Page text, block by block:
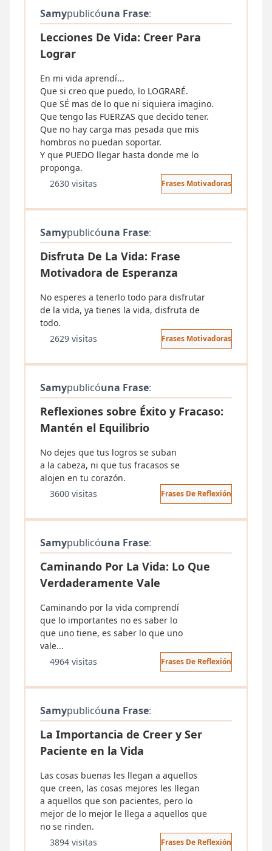
Samypublicóuna Frase:
Lecciones De Vida: Creer Para
Lograr
En mi vida aprendí...
Que si creo que puedo, lo LOGRARÉ.
Que SÉ mas de lo que ni siquiera imagino.
Que tengo las FUERZAS que decido tener.
Que no hay carga mas pesada que mis
hombros no puedan soportar.
Y que PUEDO llegar hasta donde me lo
proponga.
2630 visitas
Frases Motivadoras
Samypublicóuna Frase:
Disfruta De La Vida: Frase
Motivadora de Esperanza
No esperes a tenerlo todo para disfrutar
de la vida, ya tienes la vida, disfruta de
todo.
2629 visitas
Frases Motivadoras
Samypublicóuna Frase:
Reflexiones sobre Éxito y Fracaso:
Mantén el Equilibrio
No dejes que tus logros se suban
a la cabeza, ni que tus fracasos se
alojen en tu corazón.
3600 visitas
Frases De Reflexión
Samypublicóuna Frase:
Caminando Por La Vida: Lo Que
Verdaderamente Vale
Caminando por la vida comprendí
que lo importantes no es saber lo
que uno tiene, es saber lo que uno
vale...
4964 visitas
Frases De Reflexión
Samypublicóuna Frase:
La Importancia de Creer y Ser
Paciente en la Vida
Las cosas buenas les llegan a aquellos
que creen, las cosas mejores les llegan
a aquellos que son pacientes, pero lo
mejor de lo mejor le llega a aquellos que
no se rinden.
3894 visitas
Frases De Reflexión